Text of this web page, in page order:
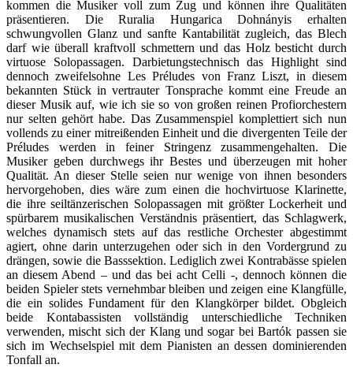
kommen die Musiker voll zum Zug und können ihre Qualitäten
präsentieren. Die Ruralia Hungarica Dohnányis erhalten
schwungvollen Glanz und sanfte Kantabilität zugleich, das Blech
darf wie überall kraftvoll schmettern und das Holz besticht durch
virtuose Solopassagen. Darbietungstechnisch das Highlight sind
dennoch zweifelsohne Les Préludes von Franz Liszt, in diesem
bekannten Stück in vertrauter Tonsprache kommt eine Freude an
dieser Musik auf, wie ich sie so von großen reinen Profiorchestern
nur selten gehört habe. Das Zusammenspiel komplettiert sich nun
vollends zu einer mitreißenden Einheit und die divergenten Teile der
Préludes werden in feiner Stringenz zusammengehalten. Die
Musiker geben durchwegs ihr Bestes und überzeugen mit hoher
Qualität. An dieser Stelle seien nur wenige von ihnen besonders
hervorgehoben, dies wäre zum einen die hochvirtuose Klarinette,
die ihre seiltänzerischen Solopassagen mit größter Lockerheit und
spürbarem musikalischen Verständnis präsentiert, das Schlagwerk,
welches dynamisch stets auf das restliche Orchester abgestimmt
agiert, ohne darin unterzugehen oder sich in den Vordergrund zu
drängen, sowie die Basssektion. Lediglich zwei Kontrabässe spielen
an diesem Abend – und das bei acht Celli -, dennoch können die
beiden Spieler stets vernehmbar bleiben und zeigen eine Klangfülle,
die ein solides Fundament für den Klangkörper bildet. Obgleich
beide Kontabassisten vollständig unterschiedliche Techniken
verwenden, mischt sich der Klang und sogar bei Bartók passen sie
sich im Wechselspiel mit dem Pianisten an dessen dominierenden
Tonfall an.